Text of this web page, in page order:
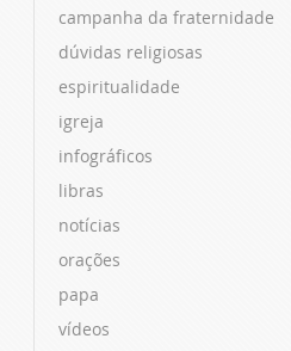
campanha da fraternidade
dúvidas religiosas
espiritualidade
igreja
infográficos
libras
notícias
orações
papa
vídeos